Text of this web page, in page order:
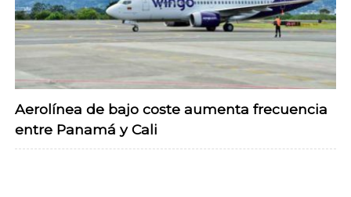
Aerolínea de bajo coste aumenta frecuencia
entre Panamá y Cali